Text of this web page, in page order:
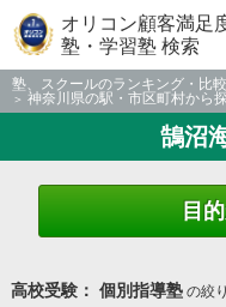
オリコン顧客満足
塾・学習塾 検索
塾、スクールのランキング・比較
神奈川県の駅・市区町村から
鵠沼
目
高校受験： 個別指導塾の絞